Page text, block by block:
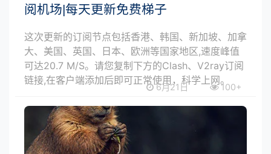
阅机场|每天更新免费梯子
这次更新的订阅节点包括香港、韩国、新加坡、加拿
大、美国、英国、日本、欧洲等国家地区,速度峰值
可达20.7 M/S。请您复制下方的Clash、V2ray订阅
链接,在客户端添加后即可正常使用，科学上网。
6月21日 100+